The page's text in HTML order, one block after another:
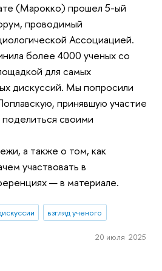
(Марокко) прошел 5-ый
проводимый
Ассоциацией.
более 4000 ученых со
для самых
дискуссий. Мы попросили
принявшую участие
поделиться своими
а также о том, как
участвовать в
— в материале.
взгляд ученого
20 июля 2025